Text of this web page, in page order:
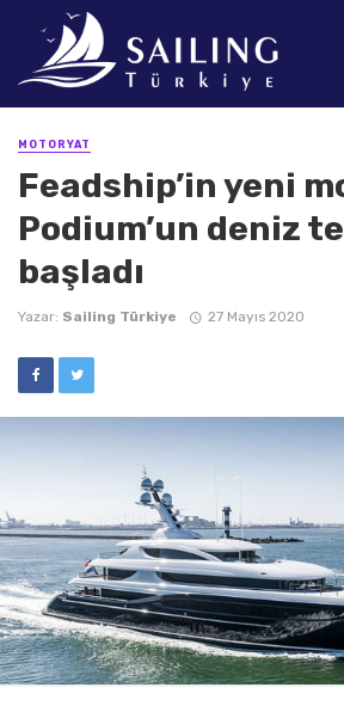
MOTORYAT
Feadship’in yeni
Podium’un deniz
başladı
Yazar: Sailing Türkiye 27 Mayıs 2020